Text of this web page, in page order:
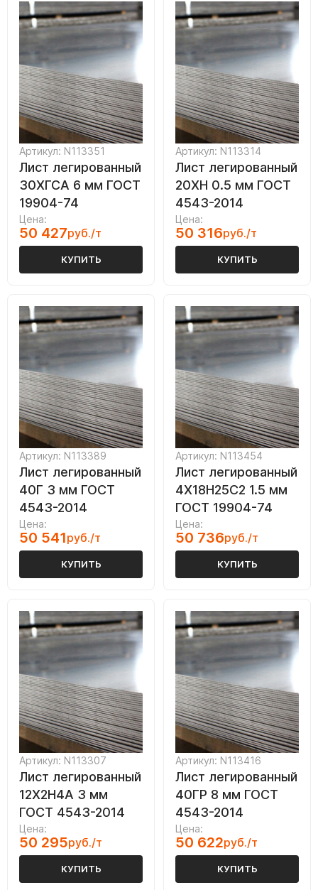
Артикул: N113351
Лист легированный
30ХГСА 6 мм ГОСТ
19904-74
Цена:
50 427руб./т
КУПИТЬ
Артикул: N113314
Лист легированный
20ХН 0.5 мм ГОСТ
4543-2014
Цена:
50 316руб./т
КУПИТЬ
Артикул: N113389
Лист легированный
40Г 3 мм ГОСТ
4543-2014
Цена:
50 541руб./т
КУПИТЬ
Артикул: N113454
Лист легированный
4Х18Н25С2 1.5 мм
ГОСТ 19904-74
Цена:
50 736руб./т
КУПИТЬ
Артикул: N113307
Лист легированный
12Х2Н4А 3 мм
ГОСТ 4543-2014
Цена:
50 295руб./т
КУПИТЬ
Артикул: N113416
Лист легированный
40ГР 8 мм ГОСТ
4543-2014
Цена:
50 622руб./т
КУПИТЬ